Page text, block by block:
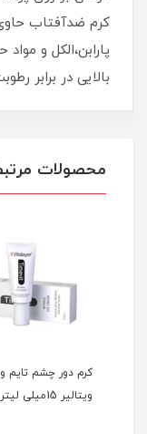
پارابن،الکل و
بالایی در برابر
محصولات
کرم دور چشم تایم
ویتالیر 15میلی لیتر